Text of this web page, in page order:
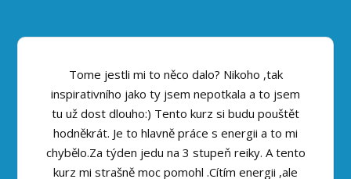
Tome jestli mi to něco dalo? Nikoho ,tak
inspirativního jako ty jsem nepotkala a to jsem
tu už dost dlouho:) Tento kurz si budu pouštět
hodněkrát. Je to hlavně práce s energii a to mi
chybělo.Za týden jedu na 3 stupeň reiky. A tento
kurz mi strašně moc pomohl .Cítím energii ,ale